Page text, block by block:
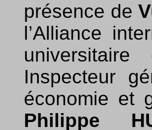
présence de
l’Alliance
Inspecteur
économie et
Philippe